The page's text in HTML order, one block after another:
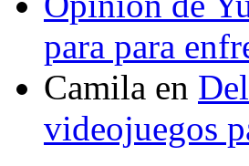
para para
Camila en
videojuegos